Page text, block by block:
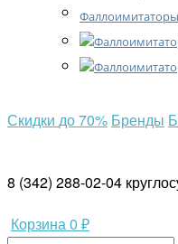
Скидки до 70% Бренды
8 (342) 288-02-04
Корзина0 ₽